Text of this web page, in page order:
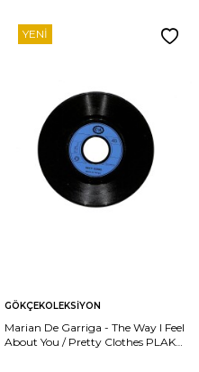
YENI
GÖKÇEKOLEKSIYON
Marian De Garriga - The Way I Feel
About You / Pretty Clothes PLAK